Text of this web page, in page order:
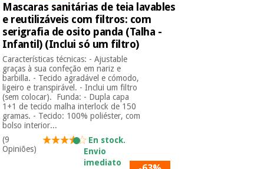
Mascaras sanitárias de teia lavables
e reutilizáveis com filtros: com
serigrafia de osito panda (Talha -
Infantil) (Inclui só um filtro)
Características técnicas: - Ajustable
graças à sua confeção em nariz e
barbilla. - Tecido agradável e cómodo,
ligeiro e transpirável. - Inclui um filtro
(sem colocar). Funda: - Dupla capa
1+1 de tecido malha interlock de 150
gramas. - Tecido: 100% poliéster, com
bolso interior...
(9
Opiniões)
En stock.
Envio
imediato